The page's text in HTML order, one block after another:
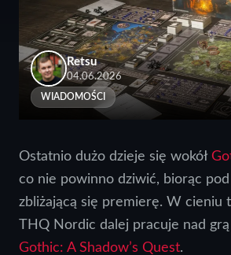
Retsu
04.06.2026
WIADOMOŚCI
Ostatnio dużo dzieje się wokół
co nie powinno dziwić, biorąc
zbliżającą się premierę. W cieniu
THQ Nordic dalej pracuje nad
Gothic: A Shadow’s Quest.